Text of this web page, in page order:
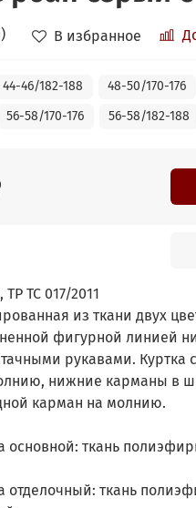
В избранное
44-46/182-188 48-50/170-176
56-58/170-176 56-58/182-188
ТР ТС 017/2011
из ткани двух
фигурной линией
рукавами.
нижние карманы в
карман на молнию.
основной: ткань
отделочный: ткань